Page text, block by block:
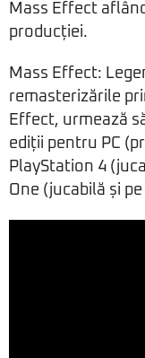
Mass Effect
producției.
Mass Effect:
remasterizările
Effect, urmează
ediții pentru PC
PlayStation 4
One (jucabilă și pe